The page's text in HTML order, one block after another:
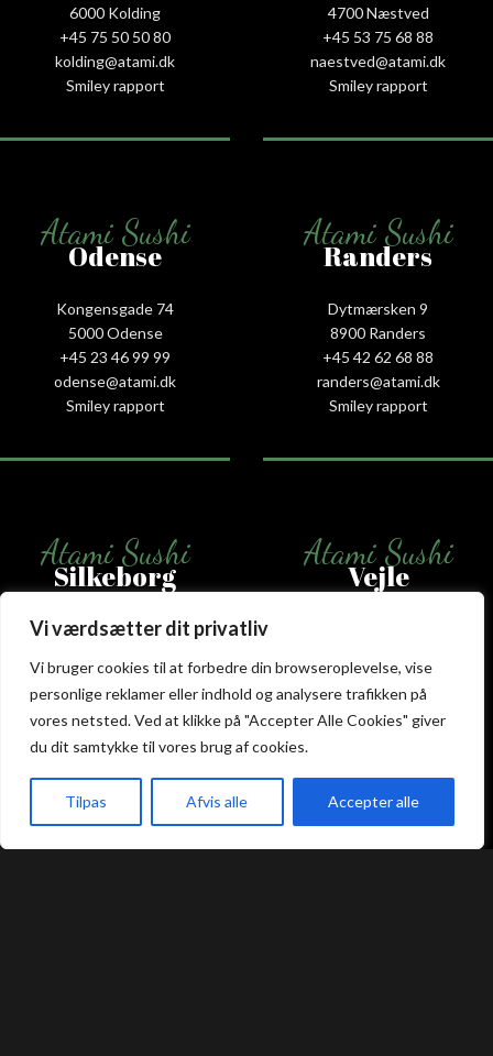
Vi værdsætter dit privatliv
Vi bruger cookies til at forbedre din browseroplevelse, vise
personlige reklamer eller indhold og analysere trafikken på
vores netsted. Ved at klikke på "Accepter Alle Cookies" giver
du dit samtykke til vores brug af cookies.
Tilpas Afvis alle Accepter alle
6000 Kolding
+45 75 50 50 80
kolding@atami.dk
Smiley rapport
4700 Næstved
+45 53 75 68 88
naestved@atami.dk
Smiley rapport
Atami Sushi
Odense
Kongensgade 74
5000 Odense
+45 23 46 99 99
odense@atami.dk
Smiley rapport
Atami Sushi
Randers
Dytmærsken 9
8900 Randers
+45 42 62 68 88
randers@atami.dk
Smiley rapport
Atami Sushi
Silkeborg
Guldbergsgade 2
+45 53 66 58 88
silkeborg@atami.dk
Smiley rapport
Atami Sushi
Vejle
+45 75 88 55 55
vejle@atami.dk
Smiley rapport
Atami Sushi
Viborg
Atami Sushi
Aarhus